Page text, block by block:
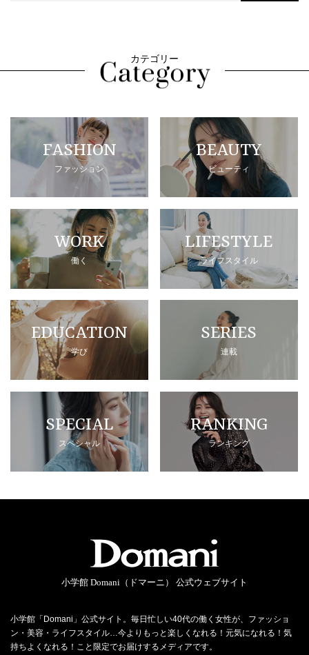
カテゴリー
FASHION
ファッション
BEAUTY
ビューティ
WORK
働く
LIFESTYLE
ライフスタイル
EDUCATION
学び
SERIES
連載
SPECIAL
スペシャル
RANKING
ランキング
小学館 Domani（ドマーニ） 公式ウェブサイト
小学館「Domani」公式サイト。毎日忙しい40代の働く女性が、ファッショ
ン・美容・ライフスタイル…今よりもっと楽しくなれる！元気になれる！気
持ちよくなれる！こと限定でお届けするメディアです。